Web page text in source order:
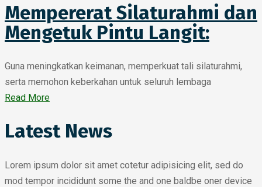
Mempererat Silaturahmi dan
Mengetuk Pintu Langit:
Guna meningkatkan keimanan, memperkuat tali silaturahmi,
serta memohon keberkahan untuk seluruh lembaga
Read More
Latest News
Lorem ipsum dolor sit amet cotetur adipisicing elit, sed do
mod tempor incididunt some the and one baldbe oner device